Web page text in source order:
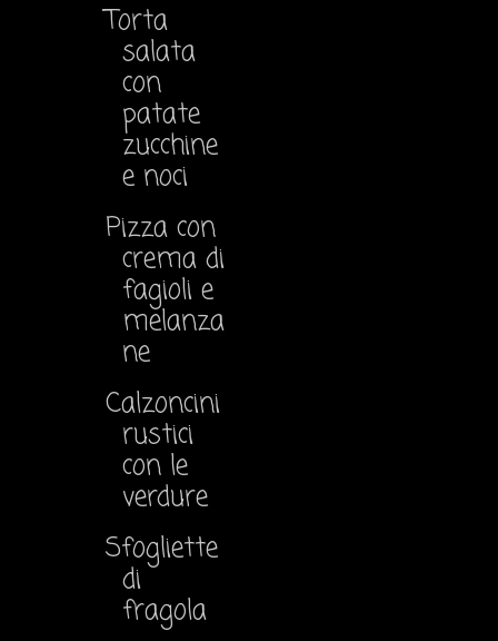
Torta
salata
con
patate
zucchine
e noci
Pizza con
crema di
fagioli e
melanza
ne
Calzoncini
rustici
con le
verdure
Sfogliette
di
fragola